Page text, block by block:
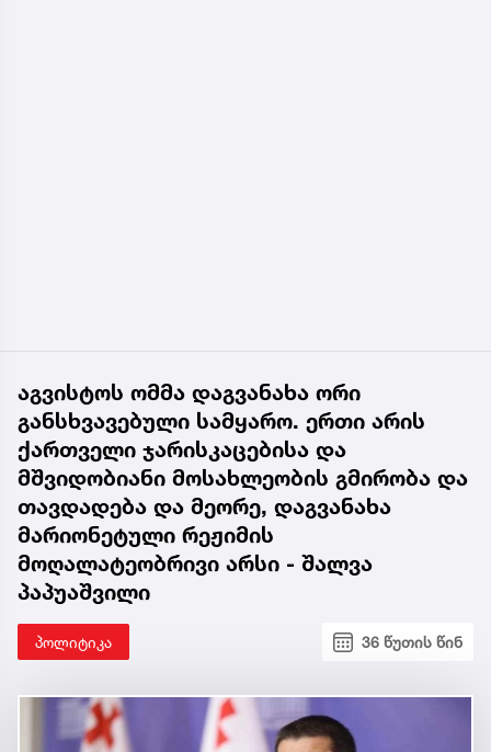
აგვისტოს ომმა დაგვანახა ორი
განსხვავებული სამყარო. ერთი არის
ქართველი ჯარისკაცებისა და
მშვიდობიანი მოსახლეობის გმირობა და
თავდადება და მეორე, დაგვანახა
მარიონეტული რეჟიმის
მოღალატეობრივი არსი - შალვა
პაპუაშვილი
პოლიტიკა 36 წუთის წინ